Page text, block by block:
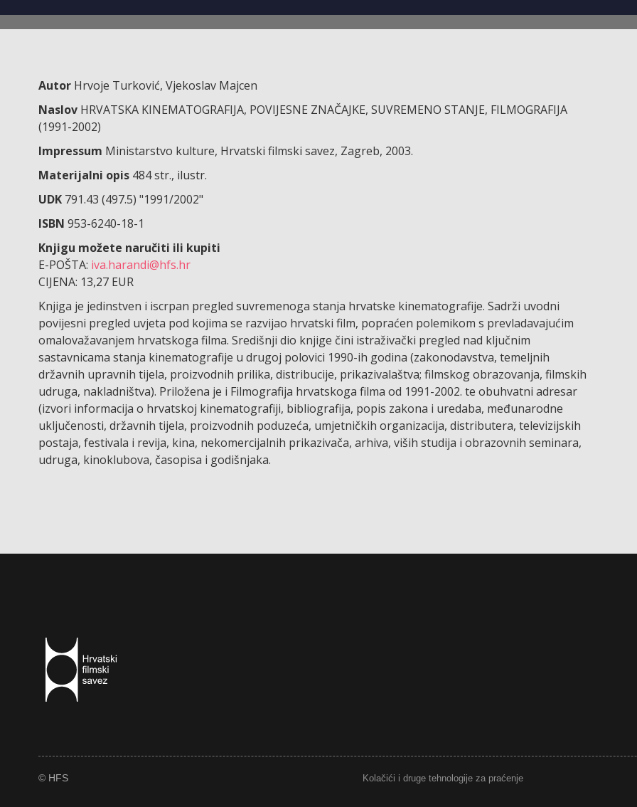
AutorHrvoje Turković, Vjekoslav Majcen
Naslov HRVATSKA KINEMATOGRAFIJA, POVIJESNE ZNAČAJKE, SUVREMENO STANJE, FILMOGRAFIJA
(1991-2002)
Impressum Ministarstvo kulture, Hrvatski filmski savez, Zagreb, 2003.
Materijalni opis 484 str., ilustr.
UDK 791.43 (497.5) "1991/2002"
ISBN 953-6240-18-1
Knjigu možete naručiti ili kupiti
E-POŠTA: iva.harandi@hfs.hr
CIJENA: 13,27 EUR
Knjiga je jedinstven i iscrpan pregled suvremenoga stanja hrvatske kinematografije. Sadrži uvodni
povijesni pregled uvjeta pod kojima se razvijao hrvatski film, popraćen polemikom s prevladavajućim
omalovažavanjem hrvatskoga filma. Središnji dio knjige čini istraživački pregled nad ključnim
sastavnicama stanja kinematografije u drugoj polovici 1990-ih godina (zakonodavstva, temeljnih
državnih upravnih tijela, proizvodnih prilika, distribucije, prikazivalaštva; filmskog obrazovanja, filmskih
udruga, nakladništva). Priložena je i Filmografija hrvatskoga filma od 1991-2002. te obuhvatni adresar
(izvori informacija o hrvatskoj kinematografiji, bibliografija, popis zakona i uredaba, međunarodne
uključenosti, državnih tijela, proizvodnih poduzeća, umjetničkih organizacija, distributera, televizijskih
postaja, festivala i revija, kina, nekomercijalnih prikazivača, arhiva, viših studija i obrazovnih seminara,
udruga, kinoklubova, časopisa i godišnjaka.
© HFS Kolačići i druge tehnologije za praćenje